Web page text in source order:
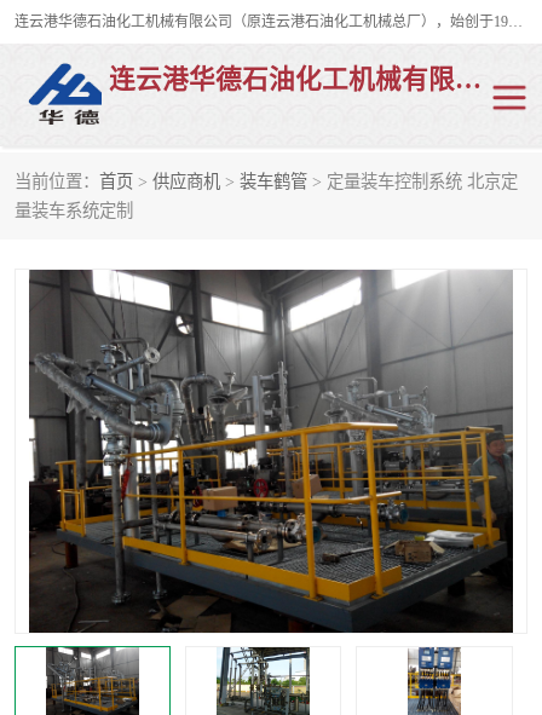
连云港华德石油化工机械有限公司（原连云港石油化工机械总厂），始创于1982年，是从事码头船用流体装卸臂、陆用流体装卸臂（鹤管）、活动梯、钢构平台、定量装车系统等全系列流体装卸设备的设计、制造、销售以及服务的专业供应商。
连云港华德石油化工机械有限公司
当前位置： 首页 > 供应商机 > 装车鹤管 > 定量装车控制系统 北京定
量装车系统定制
陆用流体装卸臂
液氨鹤管 液氯鹤管
LNG鹤管 活动梯
平台栈桥 卸车鹤管
装车鹤管 输油臂
紧急脱离干式接头 火车鹤管
汽车鹤管 顶部鹤管
底部鹤管 低温鹤管
浮动出油装置 鹤管